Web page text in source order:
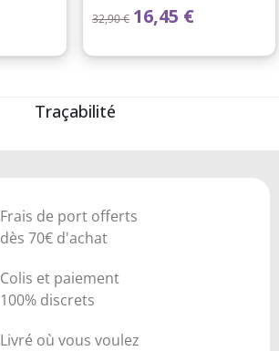
Prix de base
32,90 € Prix
16,45 €
Traçabilité
Frais de port offerts
dès 70€ d'achat
Colis et paiement
100% discrets
Livré où vous voulez